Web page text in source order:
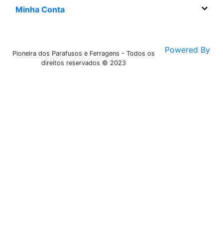
Minha Conta
Pioneira dos Parafusos e Ferragens - Todos os
direitos reservados © 2023
Powered By